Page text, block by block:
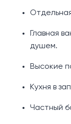
Главная
душем.
Высокие
Кухня в
Частный